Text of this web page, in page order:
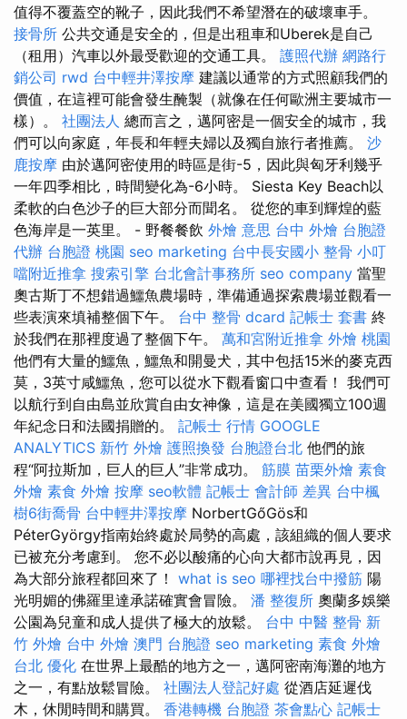
值得不覆蓋空的靴子，因此我們不希望潛在的破壞車手。
接骨所 公共交通是安全的，但是出租車和Uberek是自己
（租用）汽車以外最受歡迎的交通工具。 護照代辦 網路行
銷公司 rwd 台中輕井澤按摩 建議以通常的方式照顧我們的
價值，在這裡可能會發生醃製（就像在任何歐洲主要城市一
樣）。 社團法人 總而言之，邁阿密是一個安全的城市，我
們可以向家庭，年長和年輕夫婦以及獨自旅行者推薦。 沙
鹿按摩 由於邁阿密使用的時區是街-5，因此與匈牙利幾乎
一年四季相比，時間變化為-6小時。 Siesta Key Beach以
柔軟的白色沙子的巨大部分而聞名。 從您的車到輝煌的藍
色海岸是一英里。 - 野餐餐飲 外燴 意思 台中 外燴 台胞證
代辦 台胞證 桃園 seo marketing 台中長安國小 整骨 小叮
噹附近推拿 搜索引擎 台北會計事務所 seo company 當聖
奧古斯丁不想錯過鱷魚農場時，準備通過探索農場並觀看一
些表演來填補整個下午。 台中 整骨 dcard 記帳士 套書 終
於我們在那裡度過了整個下午。 萬和宮附近推拿 外燴 桃園
他們有大量的鱷魚，鱷魚和開曼犬，其中包括15米的麥克西
莫，3英寸咸鱷魚，您可以從水下觀看窗口中查看！ 我們可
以航行到自由島並欣賞自由女神像，這是在美國獨立100週
年紀念日和法國捐贈的。 記帳士 行情 GOOGLE
ANALYTICS 新竹 外燴 護照換發 台胞證台北 他們的旅
程“阿拉斯加，巨人的巨人”非常成功。 筋膜 苗栗外燴 素食
外燴 素食 外燴 按摩 seo軟體 記帳士 會計師 差異 台中楓
樹6街喬骨 台中輕井澤按摩 NorbertGőGös和
PéterGyörgy指南始終處於局勢的高處，該組織的個人要求
已被充分考慮到。 您不必以酸痛的心向大都市說再見，因
為大部分旅程都回來了！ what is seo 哪裡找台中撥筋 陽
光明媚的佛羅里達承諾確實會冒險。 潘 整復所 奧蘭多娛樂
公園為兒童和成人提供了極大的放鬆。 台中 中醫 整骨 新
竹 外燴 台中 外燴 澳門 台胞證 seo marketing 素食 外燴
台北 優化 在世界上最酷的地方之一，邁阿密南海灘的地方
之一，有點放鬆冒險。 社團法人登記好處 從酒店延遲伐
木，休閒時間和購買。 香港轉機 台胞證 茶會點心 記帳士